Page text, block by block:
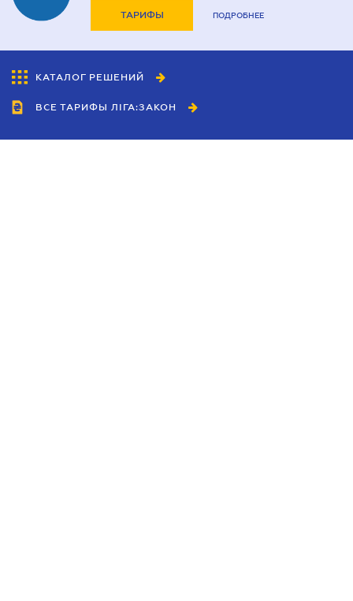
ТАРИФЫ ПОДРОБНЕЕ
КАТАЛОГ РЕШЕНИЙ
ВСЕ ТАРИФЫ ЛІГА:ЗАКОН